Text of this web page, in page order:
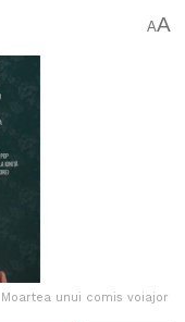
AA
Moartea unui comis voiajor